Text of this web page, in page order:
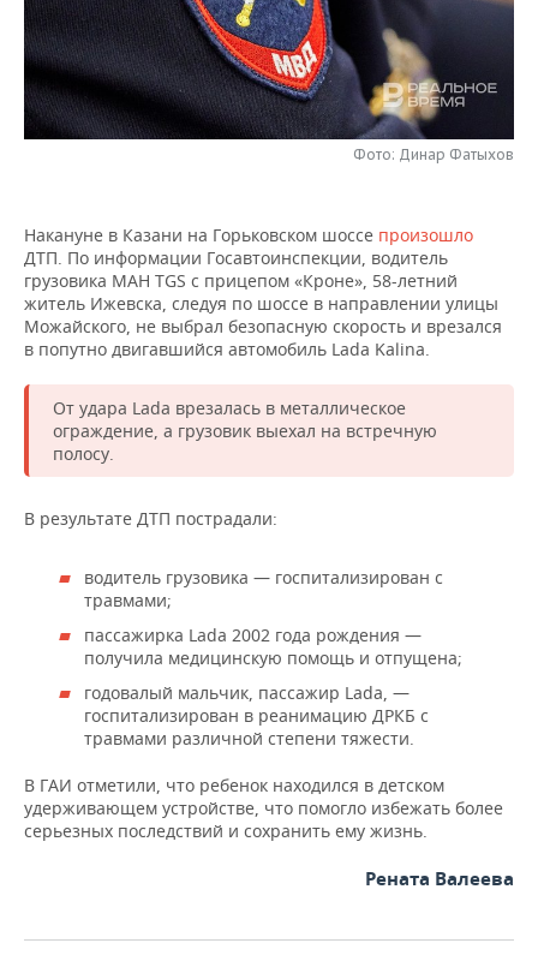
НЕФТЕХИМИЯ
НЕФТЬ
ОПК
РОЗНИЧНАЯ ТОРГОВЛЯ
ТРАНСПОРТ
НОВОСТИ ТЕХНОЛОГИЙ
IT
МЕРОПРИЯТИЯ
НОВОСТИ МЕРОПРИЯТИЙ
ONLINE-КОНФЕРЕНЦИИ
ОТКРЫТАЯ ЛЕКЦИЯ
СПОРТ
ХОККЕЙ
БАСКЕТБОЛ
КИБЕРСПОРТ
ХОККЕЙ С МЯЧОМ
ВЛАСТЬ
ИНФРАСТРУКТУРА
КУЛЬТУРА
ПРОИСШЕСТВИЯ
СЮЖЕТЫ
СПРАВОЧНИК
СПИСОК КОМПАНИЙ
Фото: Динар Фатыхов
Накануне в Казани на Горьковском шоссе произошло
ДТП. По информации Госавтоинспекции, водитель
грузовика МАН TGS с прицепом «Кроне», 58-летний
житель Ижевска, следуя по шоссе в направлении улицы
Можайского, не выбрал безопасную скорость и врезался
в попутно двигавшийся автомобиль Lada Kalina.
От удара Lada врезалась в металлическое
ограждение, а грузовик выехал на встречную
полосу.
В результате ДТП пострадали:
водитель грузовика — госпитализирован с
травмами;
пассажирка Lada 2002 года рождения —
получила медицинскую помощь и отпущена;
годовалый мальчик, пассажир Lada, —
госпитализирован в реанимацию ДРКБ с
травмами различной степени тяжести.
В ГАИ отметили, что ребенок находился в детском
удерживающем устройстве, что помогло избежать более
серьезных последствий и сохранить ему жизнь.
Рената Валеева